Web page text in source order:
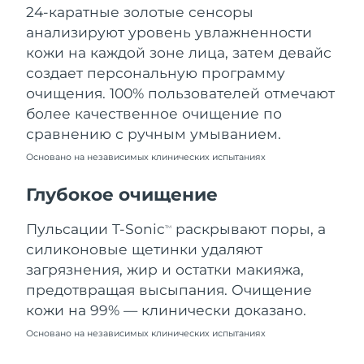
24-каратные золотые сенсоры
анализируют уровень увлажненности
кожи на каждой зоне лица, затем девайс
создает персональную программу
очищения. 100% пользователей отмечают
более качественное очищение по
сравнению с ручным умыванием.
Основано на независимых клинических испытаниях
Глубокое очищение
Пульсации T-SonicTM
раскрывают поры, а
силиконовые щетинки удаляют
загрязнения, жир и остатки макияжа,
предотвращая высыпания. Очищение
кожи на 99% — клинически доказано.
Основано на независимых клинических испытаниях
Ливан
Ожидаемая дата доставки
8/9/26
Литва
Ожидаемая дата доставки
Люксембург
Ожидаемая дата доставки
Ожидаемая дата доставки
Мальта
Ожидаемая дата доставки
8/8/26
Мексика
Ожидаемая дата доставки
8/12/26